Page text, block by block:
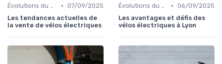
Évolutions du marché du vélo électrique • 07/09/2025
Les tendances actuelles de
la vente de vélos électriques
Évolutions du marché du vélo électrique • 06/09/2025
Les avantages et défis des
vélos électriques à Lyon